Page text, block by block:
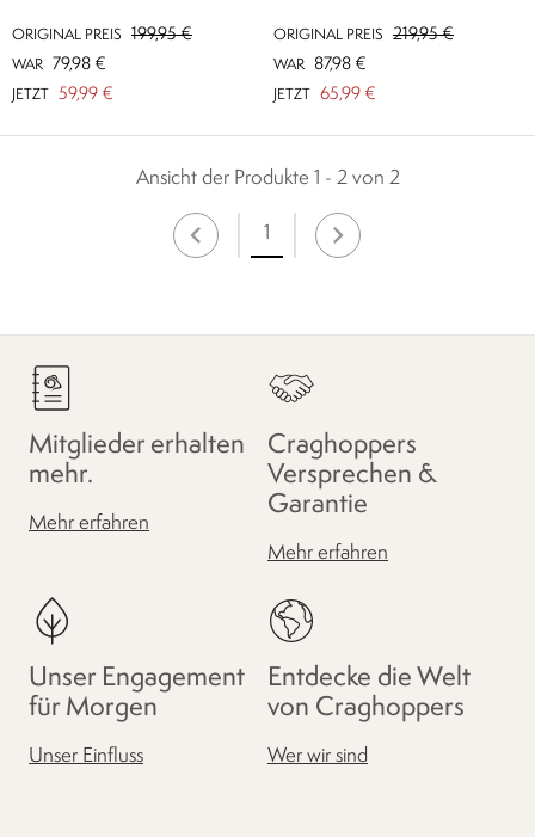
ORIGINAL PREIS 199,95 €
WAR 79,98 €
JETZT 59,99 €
ORIGINAL PREIS 219,95 €
WAR 87,98 €
JETZT 65,99 €
Ansicht der Produkte 1 - 2 von 2
1
Mitglieder erhalten
mehr.
Mehr erfahren
Craghoppers
Versprechen &
Garantie
Mehr erfahren
Unser Engagement
für Morgen
Unser Einfluss
Entdecke die Welt
von Craghoppers
Wer wir sind